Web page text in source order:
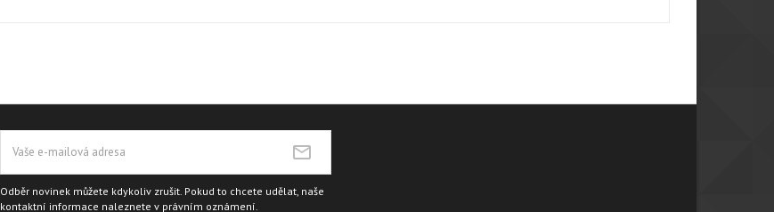
Odběr novinek můžete kdykoliv zrušit. Pokud to chcete udělat, naše
kontaktní informace naleznete v právním oznámení.